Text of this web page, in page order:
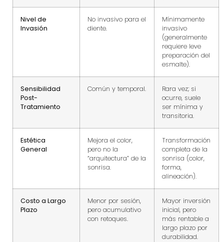
Nivel de
Invasión
No invasivo para el
diente.
Mínimamente
invasivo
(generalmente
requiere leve
preparación del
esmalte).
Sensibilidad
Post-
Tratamiento
Común y temporal.
Rara vez; si
ocurre, suele
ser mínima y
transitoria.
Estética
General
Mejora el color,
pero no la
“arquitectura” de la
sonrisa.
Transformación
completa de la
sonrisa (color,
forma,
alineación).
Costo a Largo
Plazo
Menor por sesión,
pero acumulativo
con retoques.
Mayor inversión
inicial, pero
más rentable a
largo plazo por
durabilidad.